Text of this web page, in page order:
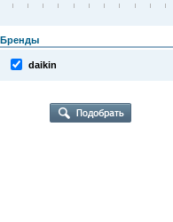
Бренды
daikin